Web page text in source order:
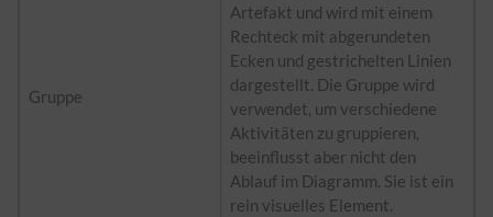
Gruppe
Artefakt und wird mit einem
Rechteck mit abgerundeten
Ecken und gestrichelten Linien
dargestellt. Die Gruppe wird
verwendet, um verschiedene
Aktivitäten zu gruppieren,
beeinflusst aber nicht den
Ablauf im Diagramm. Sie ist ein
rein visuelles Element.